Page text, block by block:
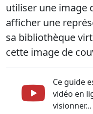
utiliser une image
afficher une
sa bibliothèque
cette image de
Ce guide
vidéo en
visionner...